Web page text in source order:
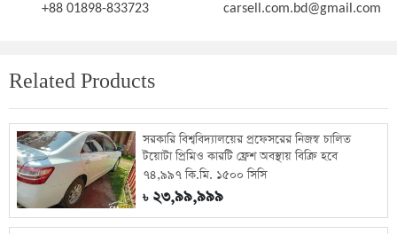
+88 01898-833723 carsell.com.bd@gmail.com
Related Products
সরকারি বিশ্ববিদ্যালয়ের প্রফেসরের নিজস্ব চালিত
টয়োটা প্রিমিও কারটি ফ্রেশ অবস্থায় বিক্রি হবে
৭৪,৯৯৭ কি.মি. ১৫০০ সিসি
৳২৩,৯৯,৯৯৯